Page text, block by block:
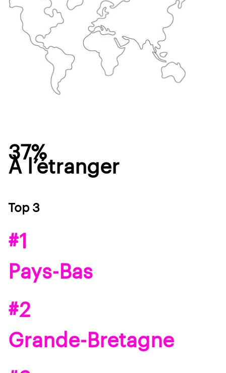
37%
À l’étranger
Top 3
#1
Pays-Bas
#2
Grande-Bretagne